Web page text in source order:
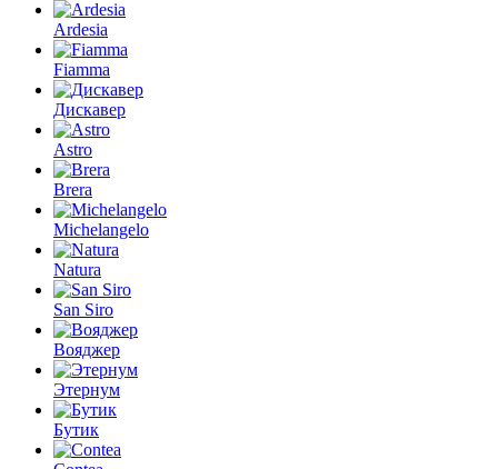
Ardesia
Fiamma
Дискавер
Astro
Brera
Michelangelo
Natura
San Siro
Вояджер
Этернум
Бутик